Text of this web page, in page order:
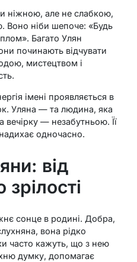
ніжною, але не слабкою,
Воно ніби шепоче: «Будь
Багато Улян
починають відчувати
мистецтвом і
імені проявляється в
Уляна — та людина, яка
— незабутньою. Її
одночасно.
від
сонце в родині. Добра,
вона рідко
часто кажуть, що з нею
думку, допомагає